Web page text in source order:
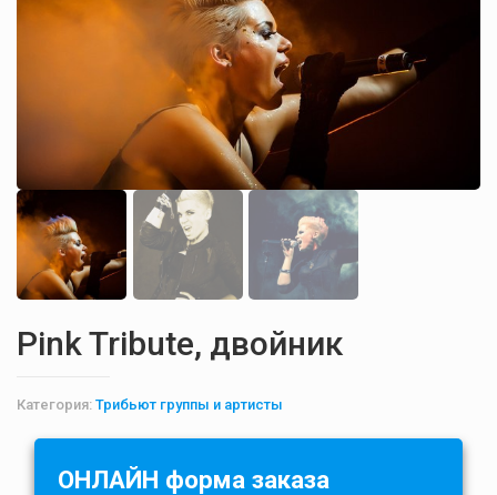
Pink Tribute, двойник
Категория: Трибьют группы и артисты
ОНЛАЙН форма заказа